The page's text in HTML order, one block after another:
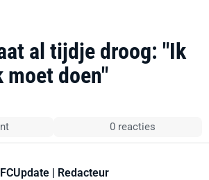
al tijdje droog: "Ik
moet doen"
0 reacties
| Redacteur